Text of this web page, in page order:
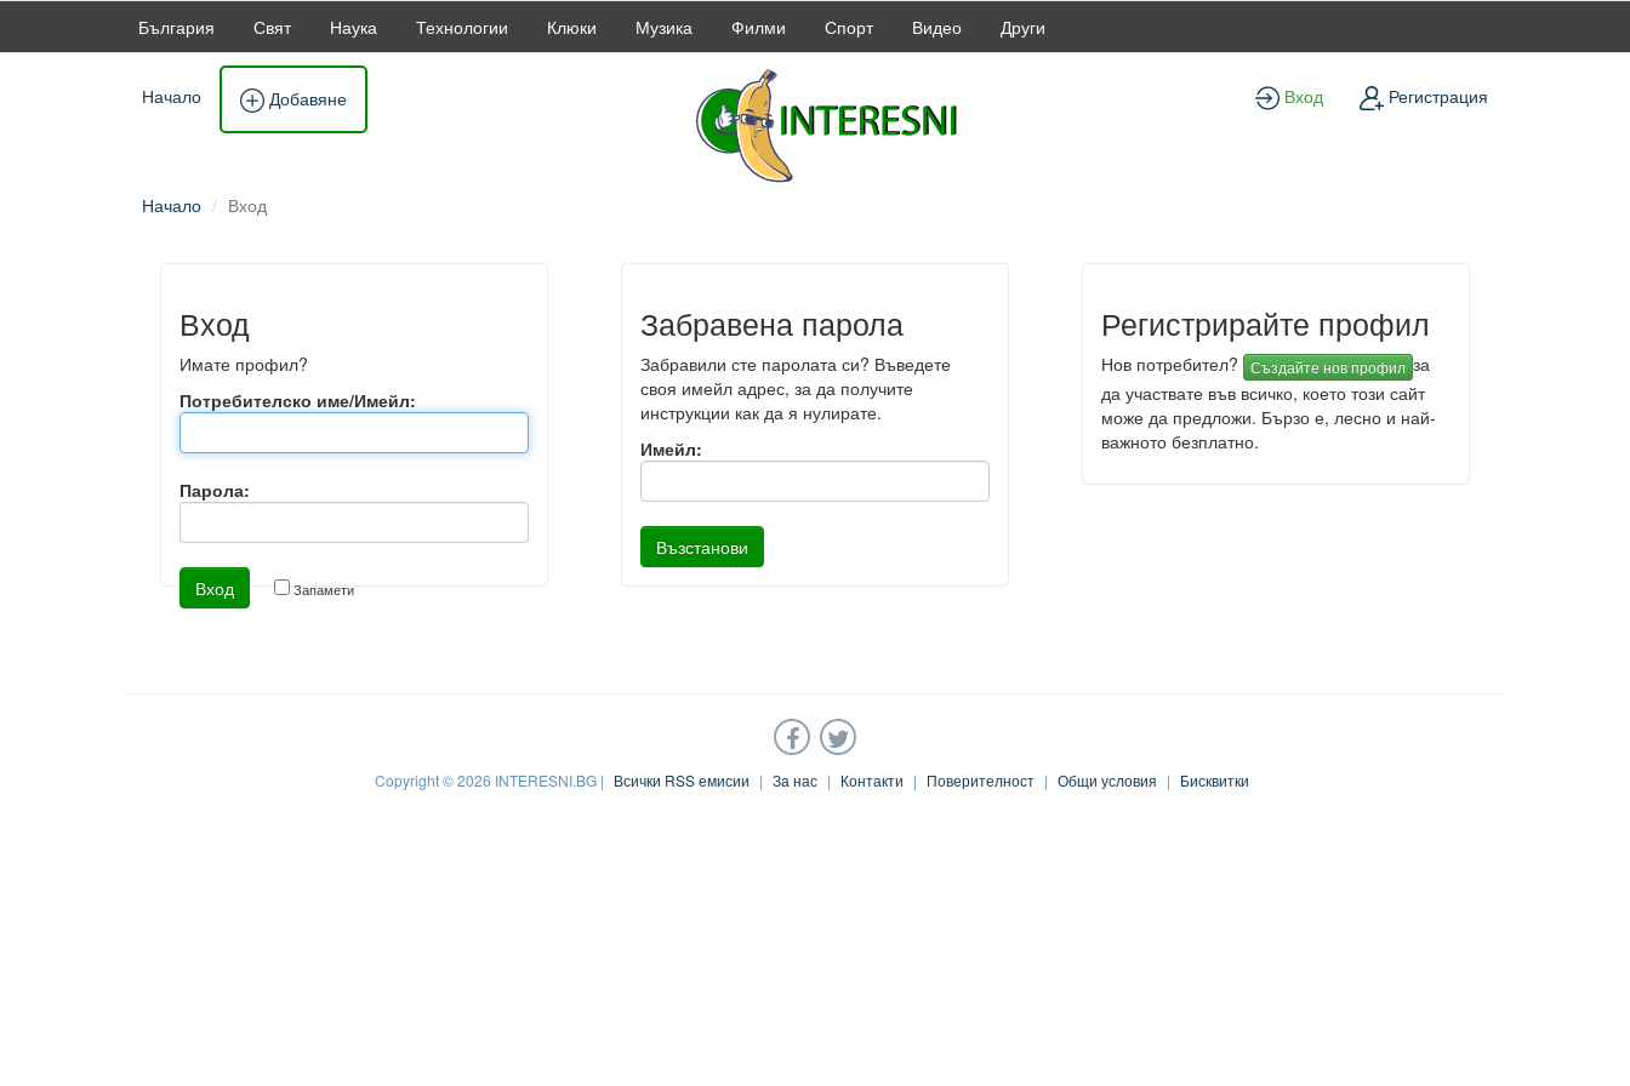
България Свят Наука Технологии Клюки Музика Филми Спорт Видео Други
Начало Регистрация
Вход
Добавяне
Начало Вход
Вход
Имате профил?
Потребителско име/Имейл:
Парола:
Запамети
Забравена парола
Забравили сте паролата си? Въведете
своя имейл адрес, за да получите
инструкции как да я нулирате.
Имейл:
Регистрирайте профил
Нов потребител? Създайте нов профил за
да участвате във всичко, което този сайт
може да предложи. Бързо е, лесно и най-
важното безплатно.
Copyright © 2026 INTERESNI.BG | Всички RSS емисии | За нас | Контакти | Поверителност | Общи условия | Бисквитки